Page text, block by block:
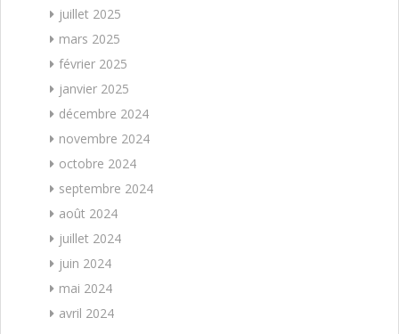
juillet 2025
mars 2025
février 2025
janvier 2025
décembre 2024
novembre 2024
octobre 2024
septembre 2024
août 2024
juillet 2024
juin 2024
mai 2024
avril 2024